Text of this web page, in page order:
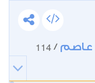
عاصم /
114